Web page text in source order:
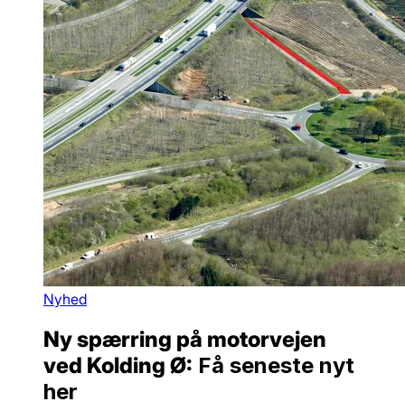
Nyhed
Ny spærring på motorvejen
ved Kolding Ø: Få seneste nyt
her